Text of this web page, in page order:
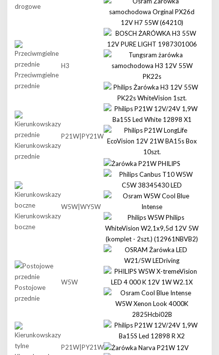
drogowe
Przeciwmgielne
przednie
H3
Kierunkowskazy
przednie
P21W|PY21W
Kierunkowskazy
boczne
W5W|WY5W
Postojowe
przednie
W5W
P21W|PY21W